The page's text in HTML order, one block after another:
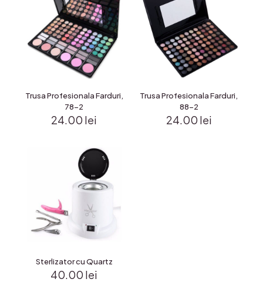
Trusa Profesionala Farduri,
78-2
24.00 lei
Trusa Profesionala Farduri,
88-2
24.00 lei
Sterlizator cu Quartz
40.00 lei